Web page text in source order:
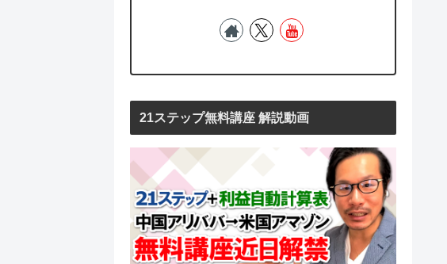
21ステップ無料講座 解説動画